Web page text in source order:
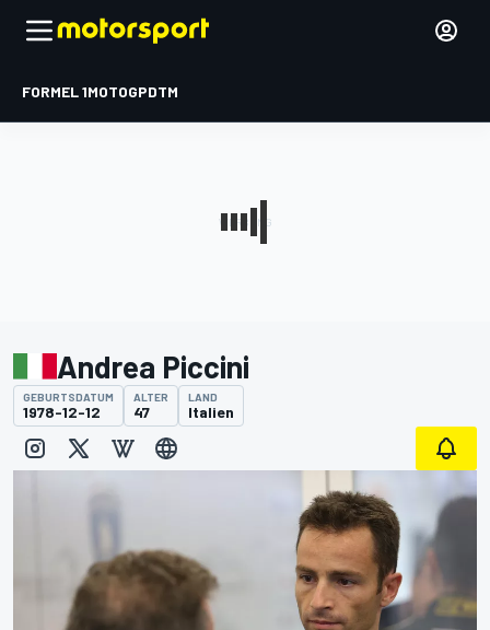
FORMEL 1MOTOGPDTM
Andrea Piccini
GEBURTSDATUM
1978-12-12
ALTER
47
LAND
Italien